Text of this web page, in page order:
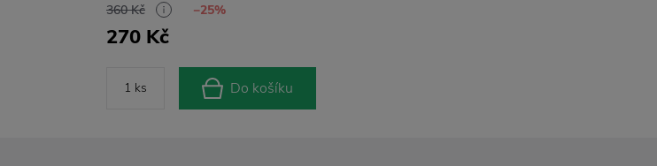
360 Kč −25%
270 Kč
Do košíku